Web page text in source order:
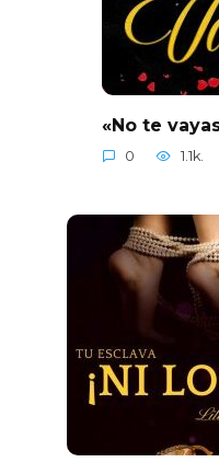
«No te
0 1.1k.